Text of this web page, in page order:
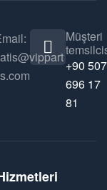
Müşteri
+90 507
696 17
81